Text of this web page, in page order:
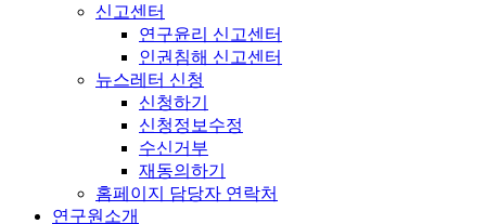
신고센터
연구윤리 신고센터
인권침해 신고센터
뉴스레터 신청
신청하기
신청정보수정
수신거부
재동의하기
홈페이지 담당자 연락처
연구원소개